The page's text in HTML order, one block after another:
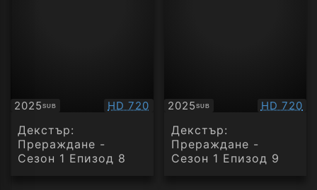
2025SUB
Субтитри Качество:
HD 720
Декстър:
Прераждане -
Сезон 1 Епизод 8
2025SUB
Субтитри HD 720
Декстър:
Прераждане -
Сезон 1 Епизод 9